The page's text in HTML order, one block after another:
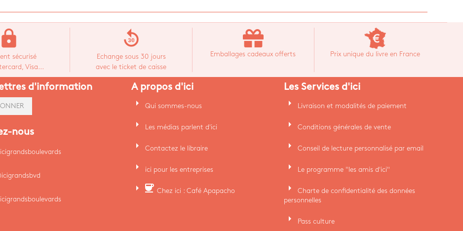
lock
sécurisé
Visa...
replay_30
Echange sous 30 jours
avec le ticket de caisse
Emballages cadeaux offerts Prix unique du livre en France
d'information
nous
A propos d'ici
arrow_right Qui sommes-nous
arrow_right Les médias parlent d'ici
arrow_right Contactez le libraire
arrow_right ici pour les entreprises
arrow_right coffee Chez ici : Café Apapacho
Les Services d'ici
arrow_right Livraison et modalités de paiement
arrow_right Conditions générales de vente
arrow_right Conseil de lecture personnalisé par email
arrow_right Le programme "les amis d'ici"
arrow_right
Charte de confidentialité des données
personnelles
arrow_right Pass culture